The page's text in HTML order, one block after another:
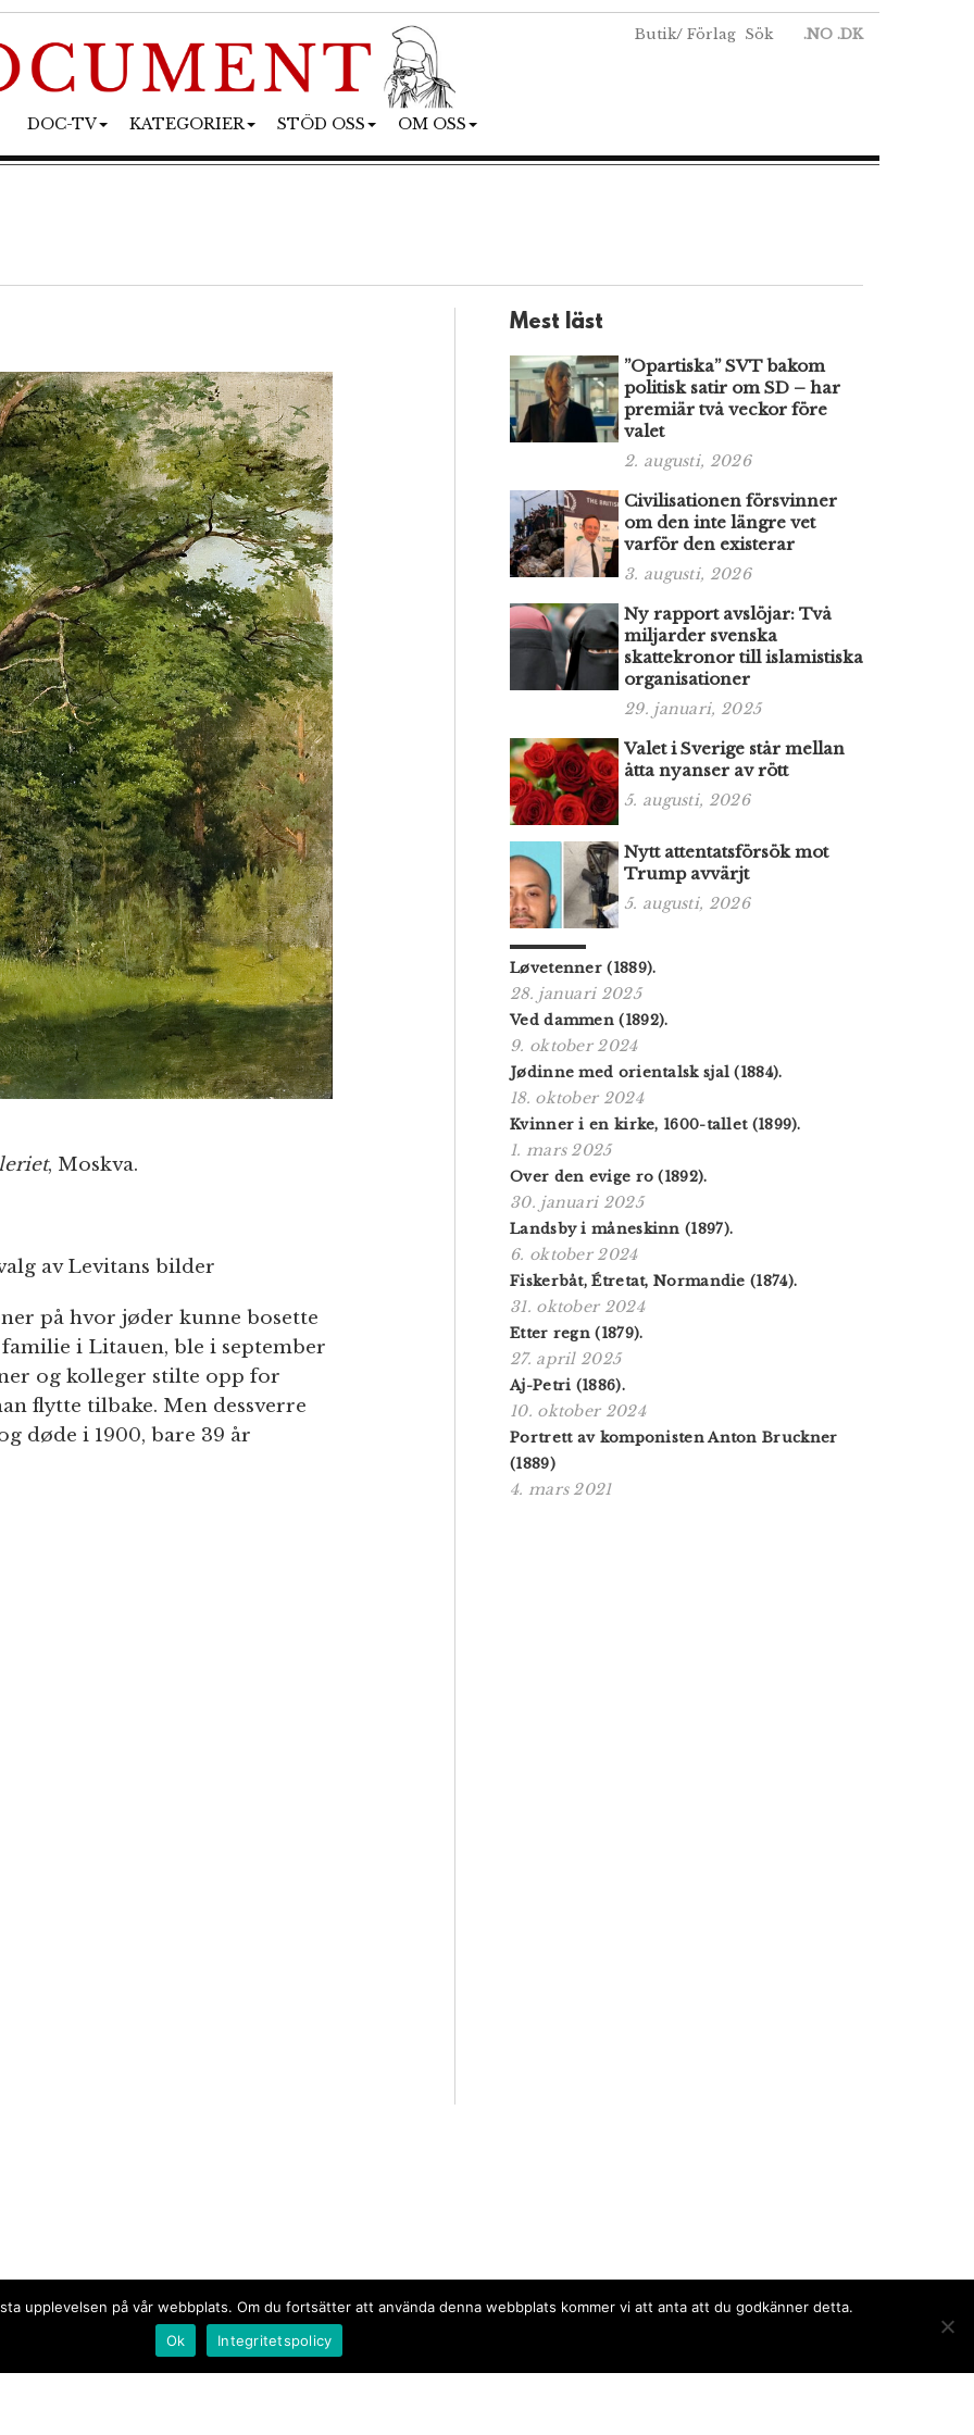
Butik/ Förlag Sök .NO .DK
DOC-TV KATEGORIER STÖD OSS OM OSS
, Moskva.
av Levitans bilder
på hvor jøder kunne bosette
i Litauen, ble i september
og kolleger stilte opp for
flytte tilbake. Men dessverre
døde i 1900, bare 39 år
Mest läst
”Opartiska” SVT bakom
politisk satir om SD – har
premiär två veckor före
valet
2. augusti, 2026
Civilisationen försvinner
om den inte längre vet
varför den existerar
3. augusti, 2026
Ny rapport avslöjar: Två
miljarder svenska
skattekronor till islamistiska
organisationer
29. januari, 2025
Valet i Sverige står mellan
åtta nyanser av rött
5. augusti, 2026
Nytt attentatsförsök mot
Trump avvärjt
5. augusti, 2026
Løvetenner (1889).
28. januari 2025
Ved dammen (1892).
9. oktober 2024
Jødinne med orientalsk sjal (1884).
18. oktober 2024
Kvinner i en kirke, 1600-tallet (1899).
1. mars 2025
Over den evige ro (1892).
30. januari 2025
Landsby i måneskinn (1897).
6. oktober 2024
Fiskerbåt, Étretat, Normandie (1874).
31. oktober 2024
Etter regn (1879).
27. april 2025
Aj-Petri (1886).
10. oktober 2024
Portrett av komponisten Anton Bruckner
(1889)
4. mars 2021
upplevelsen på vår webbplats. Om du fortsätter att använda denna webbplats kommer vi att anta att du godkänner detta.
Ok
Integritetspolicy